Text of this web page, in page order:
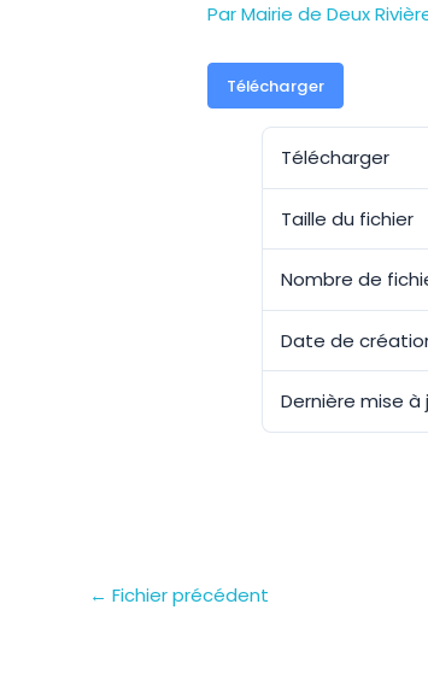
ParMairie de Deux
Télécharger
Télécharger
Taille du fichier
Nombre de
Date de
Dernière mise à
← Fichier précédent